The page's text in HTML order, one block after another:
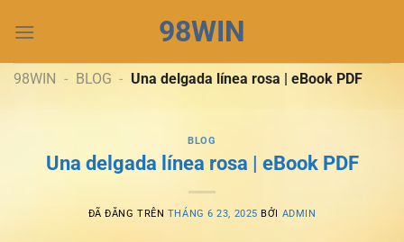
đến
dung
98WIN
98WIN - BLOG - Una delgada línea rosa | eBook PDF
BLOG
Una delgada línea rosa | eBook PDF
ĐÃ ĐĂNG TRÊN THÁNG 6 23, 2025 BỞI ADMIN